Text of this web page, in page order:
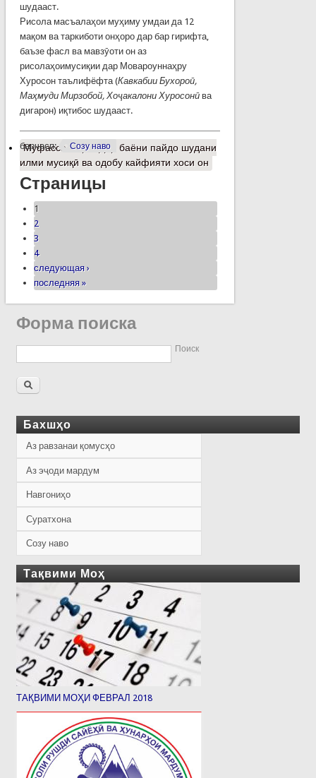
шудааст.
Рисола масъалаҳои муҳиму умдаи да 12
мақом ва таркиботи онҳоро дар бар гирифта,
баъзе фасл ва мавзӯоти он аз
рисолаҳоимусиқии дар Мовароуннаҳру
Хуросон таълифёфта (Кавкабии Бухороӣ,
Маҳмуди Мирзобой, Хоҷакалони Хуросонӣва
дигарон) иқтибос шудааст.
барчасп: Созу наво
Муфассалтаро Дар баёни пайдо шудани
илми мусиқӣ ва одобу кайфияти хоси он
Страницы
1
2
3
4
следующая ›
последняя »
Форма поиска
Поиск
Бахшҳо
Аз равзанаи қомусҳо
Аз эҷоди мардум
Навгониҳо
Суратхона
Созу наво
Тақвими Моҳ
ТАҚВИМИ МОҲИ ФЕВРАЛ 2018